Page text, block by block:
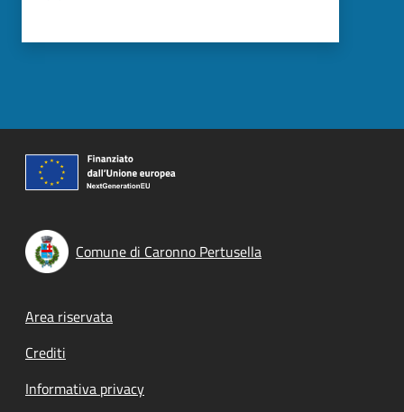
Comune di Caronno Pertusella
Footer menu
Area riservata
Crediti
Informativa privacy